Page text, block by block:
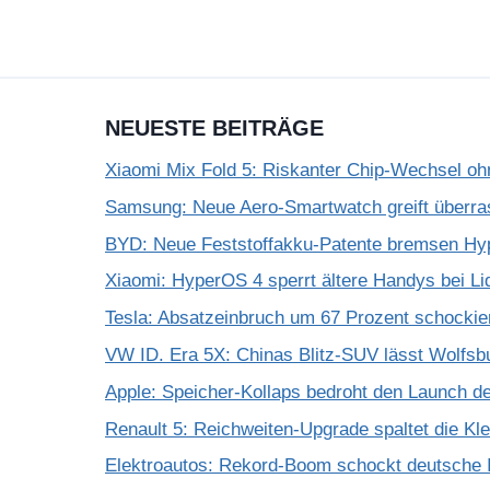
NEUESTE BEITRÄGE
Xiaomi Mix Fold 5: Riskanter Chip-Wechsel
Samsung: Neue Aero-Smartwatch greift
BYD: Neue Feststoffakku-Patente bremsen
Xiaomi: HyperOS 4 sperrt ältere Handys bei
Tesla: Absatzeinbruch um 67 Prozent
VW ID. Era 5X: Chinas Blitz-SUV lässt
Apple: Speicher-Kollaps bedroht den Launch
Renault 5: Reichweiten-Upgrade spaltet die
Elektroautos: Rekord-Boom schockt deutsche